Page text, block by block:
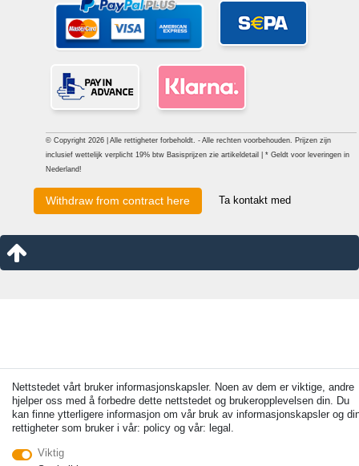
© Copyright 2026 | Alle rettigheter forbeholdt. - Alle rechten voorbehouden. Prijzen zijn
inclusief wettelijk verplicht 19% btw Basisprijzen zie artikeldetail | * Geldt voor leveringen in
Nederland!
Withdraw from contract here Ta kontakt med
Nettstedet vårt bruker informasjonskapsler. Noen av dem er viktige, andre
hjelper oss med å forbedre dette nettstedet og brukeropplevelsen din. Du
kan finne ytterligere informasjon om vår bruk av informasjonskapsler og
rettigheter som bruker i vår: policy og vår: legal.
Viktig